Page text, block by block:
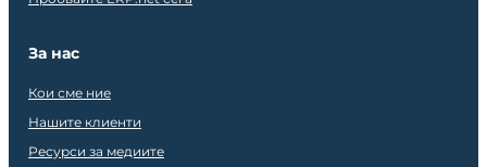
За нас
Кои сме ние
Нашите клиенти
Ресурси за медиите